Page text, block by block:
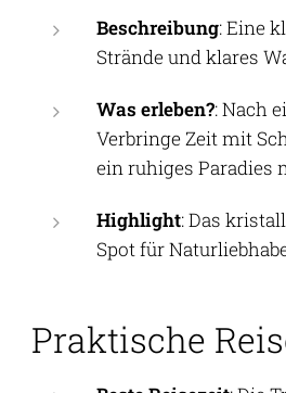
Beschreibung: Eine
Strände und klares
Was erleben?: Nach
Verbringe Zeit mit
ein ruhiges
Highlight: Das
Spot für
Praktische